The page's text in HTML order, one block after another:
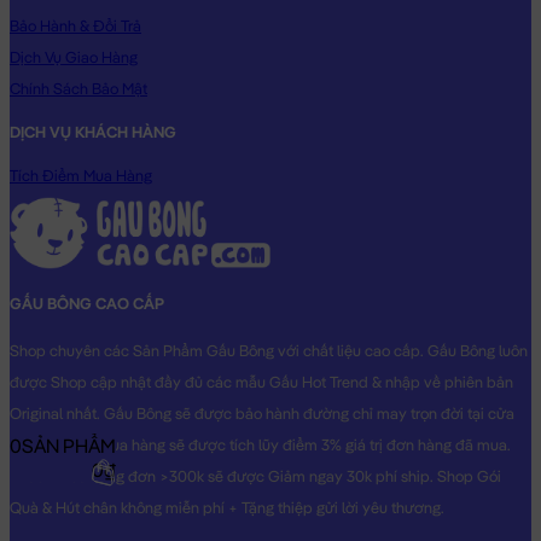
Bảo Hành & Đổi Trả
Dịch Vụ Giao Hàng
Chính Sách Bảo Mật
DỊCH VỤ KHÁCH HÀNG
Tích Điểm Mua Hàng
GẤU BÔNG CAO CẤP
Shop chuyên các Sản Phẩm Gấu Bông với chất liệu cao cấp. Gấu Bông luôn
được Shop cập nhật đầy đủ các mẫu Gấu Hot Trend & nhập về phiên bản
Original nhất. Gấu Bông sẽ được bảo hành đường chỉ may trọn đời tại cửa
hàng, Khách mua hàng sẽ được tích lũy điểm 3% giá trị đơn hàng đã mua.
Khách mua hàng đơn >300k sẽ được Giảm ngay 30k phí ship. Shop Gói
Quà & Hút chân không miễn phí + Tặng thiệp gửi lời yêu thương.
0SẢN PHẨM
0₫